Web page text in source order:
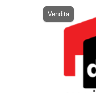
Vendita